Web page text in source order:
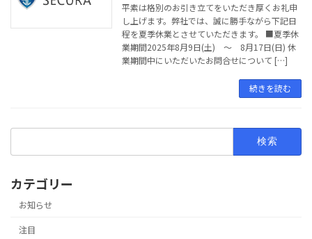
平素は格別のお引き立てをいただき厚くお礼申
し上げます。弊社では、誠に勝手ながら下記日
程を夏季休業とさせていただきます。 ■夏季休
業期間2025年8月9日(土) ～ 8月17日(日) 休
業期間中にいただいたお問合せについて […]
続きを読む
検
カテゴリー
お知らせ
注目